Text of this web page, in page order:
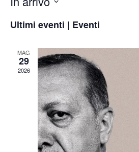
la
Ultimi eventi | Eventi
MAG
29
2026